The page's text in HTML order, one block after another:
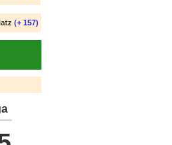
(+ 157)